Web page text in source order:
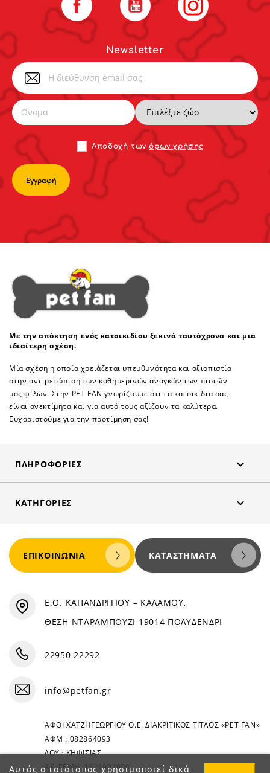
Newsletter
Αποδoχή τωνόρων χρήσης
Με την απόκτηση ενός κατοικιδίου ξεκινά ταυτόχρονα και μια
ιδιαίτερη σχέση.
Μία σχέση η οποία χρειάζεται υπευθυνότητα και αξιοπιστία
στην αντιμετώπιση των καθημερινών αναγκών των πιστών
μας φίλων. Στην PET FAN γνωρίζουμε ότι τα κατοικίδια σας
είναι ανεκτίμητα και για αυτό τους αξίζουν τα καλύτερα.
Ευχαριστούμε για την προτίμηση σας!
ΠΛΗΡΟΦΟΡΊΕΣ 
ΚΑΤΗΓΟΡΊΕΣ 
Αυτός ο ιστότοπος χρησιμοποιεί δικά
ΕΠΙΚΟΙΝΩΝΊΑ ΚΑΤΑΣΤΉΜΑΤΑ
Ε.Ο. ΚΑΠΑΝΔΡΙΤΙΟΥ – ΚΑΛΑΜΟΥ,
ΘΕΣΗ ΝΤΑΡΑΜΠΟΥΖΙ 19014 ΠΟΛΥΔΕΝΔΡΙ
22950 22292
info@petfan.gr
ΑΦΟΙ ΧΑΤΖΗΓΕΩΡΓΙΟΥ Ο.Ε. ΔΙΑΚΡΙΤΙΚΟΣ ΤΙΤΛΟΣ «PET FAN»
ΑΦΜ : 082864093
ΔΟΥ : ΚΗΦΙΣΙΑΣ
ΑΡ. ΓΕΜΗ: 1821901000